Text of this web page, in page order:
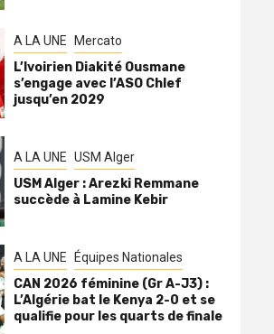
A LA UNE Mercato
L’Ivoirien Diakité Ousmane
s’engage avec l’ASO Chlef
jusqu’en 2029
A LA UNE USM Alger
USM Alger : Arezki Remmane
succède à Lamine Kebir
A LA UNE Équipes Nationales
CAN 2026 féminine (Gr A-J3) :
L’Algérie bat le Kenya 2-0 et se
qualifie pour les quarts de finale